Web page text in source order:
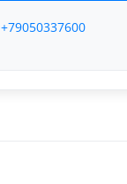
+79050337600